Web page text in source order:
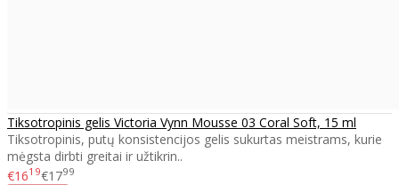
Tiksotropinis gelis Victoria Vynn Mousse 03 Coral Soft, 15 ml
Tiksotropinis, putų konsistencijos gelis sukurtas meistrams, kurie
mėgsta dirbti greitai ir užtikrin..
€1619€1799